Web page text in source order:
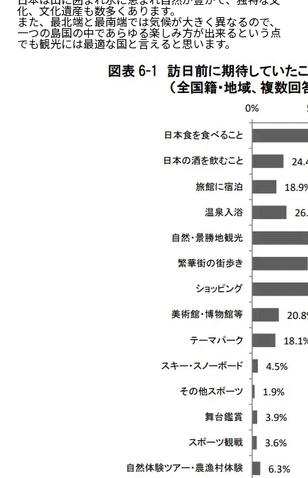
化、文化遺産も数多くあります。
また、最北端と最南端では気候が大きく異なるので、
一つの島国の中であらゆる楽しみ方が出来るという点
でも観光には最適な国と言えると思います。